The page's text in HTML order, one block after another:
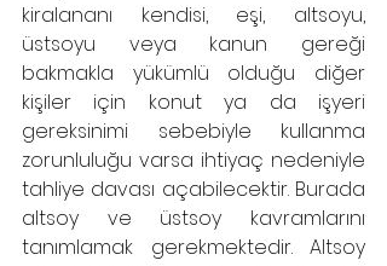
kiralananı kendisi, eşi, altsoyu,
üstsoyu veya kanun gereği
bakmakla yükümlü olduğu diğer
kişiler için konut ya da işyeri
gereksinimi sebebiyle kullanma
zorunluluğu varsa ihtiyaç nedeniyle
tahliye davası açabilecektir. Burada
altsoy ve üstsoy kavramlarını
tanımlamak gerekmektedir. Altsoy